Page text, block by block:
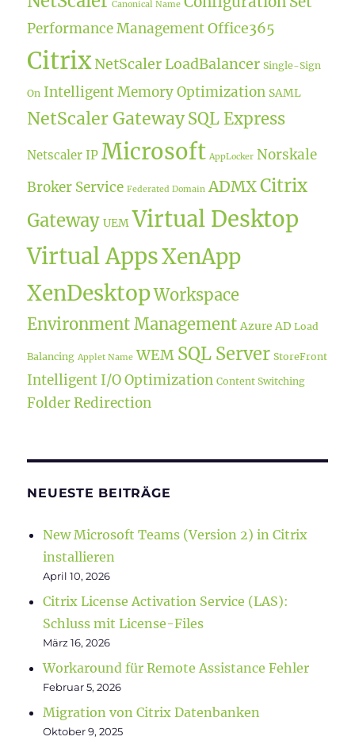
Canonical Name
Performance Management Office365
CitrixNetScaler LoadBalancer Single-Sign
On Intelligent Memory Optimization SAML
NetScaler GatewaySQL Express
Netscaler IP Microsoft AppLocker Norskale
Broker Service Federated Domain ADMXCitrix
Gateway UEM Virtual Desktop
Virtual AppsXenApp
XenDesktopWorkspace
Environment Management Azure AD Load
Balancing Applet Name WEM SQL Server StoreFront
Intelligent I/O Optimization Content Switching
Folder Redirection
NEUESTE BEITRÄGE
New Microsoft Teams (Version 2) in Citrix
installieren
April 10, 2026
Citrix License Activation Service (LAS):
Schluss mit License-Files
März 16, 2026
Workaround für Remote Assistance Fehler
Februar 5, 2026
Migration von Citrix Datenbanken
Oktober 9, 2025